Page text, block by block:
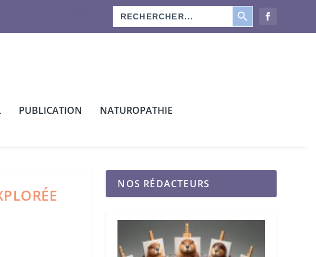
Search
for:
SEARCH BUTTON
PUBLICATION NATUROPATHIE
NOS RÉDACTEURS